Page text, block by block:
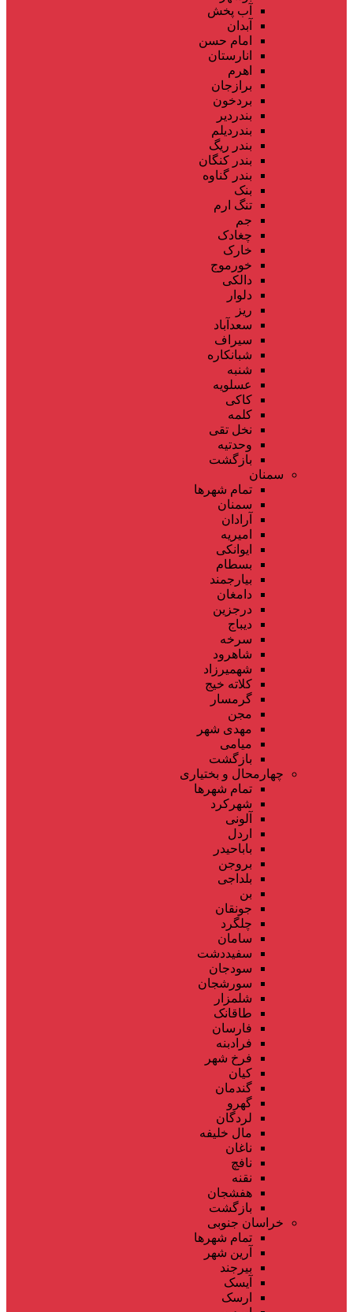
آب پخش
آبدان
امام حسن
انارستان
اهرم
برازجان
بردخون
بندردیر
بندردیلم
بندر ریگ
بندر کنگان
بندر گناوه
بنک
تنگ ارم
جم
چغادک
خارک
خورموج
دالکی
دلوار
ریز
سعدآباد
سیراف
شبانکاره
شنبه
عسلویه
کاکی
کلمه
نخل تقی
وحدتیه
بازگشت
سمنان
تمام شهر‌ها
سمنان
آرادان
امیریه
ایوانکی
بسطام
بیارجمند
دامغان
درجزین
دیباج
سرخه
شاهرود
شهمیرزاد
کلاته خیج
گرمسار
مجن
مهدی شهر
میامی
بازگشت
چهارمحال و بختیاری
تمام شهر‌ها
شهرکرد
آلونی
اردل
باباحیدر
بروجن
بلداجی
بن
جونقان
چلگرد
سامان
سفیددشت
سودجان
سورشجان
شلمزار
طاقانک
فارسان
فرادبنه
فرخ شهر
کیان
گندمان
گهرو
لردگان
مال خلیفه
ناغان
نافچ
نقنه
هفشجان
بازگشت
خراسان جنوبی
تمام شهر‌ها
آرین شهر
بیرجند
آیسک
ارسک